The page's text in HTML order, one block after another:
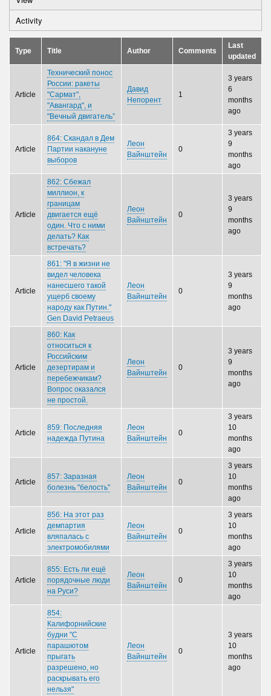
Primary
tabs
Activity
tab)
Type Title Author Comments
Last
updated
Article
Технический понос
России: ракеты
"Сармат",
"Авангард", и
"Вечный двигатель”
Давид
Непорент
1
3 years
6
months
ago
Article
864: Скандал в Дем
Партии накануне
выборов
Леон
Вайнштейн
0
3 years
9
months
ago
Article
862: Сбежал
миллион, к
границам
двигается ещё
один. Что с ними
делать? Как
встречать?
Леон
Вайнштейн
0
3 years
9
months
ago
Article
861: "Я в жизни не
видел человека
нанесшего такой
ущерб своему
народу как Путин."
Gen David Petraeus
Леон
Вайнштейн
0
3 years
9
months
ago
Article
860: Как
относиться к
Российским
дезертирам и
перебежчикам?
Вопрос оказался
не простой.
Леон
Вайнштейн
0
3 years
9
months
ago
Article
859: Последняя
надежда Путина
Леон
Вайнштейн
0
3 years
10
months
ago
Article
857: Заразная
болезнь "белость"
Леон
Вайнштейн
0
3 years
10
months
ago
Article
856: На этот раз
демпартия
вляпалась с
электpомобилями
Леон
Вайнштейн
0
3 years
10
months
ago
Article
855: Есть ли ещё
порядочные люди
на Руси?
Леон
Вайнштейн
0
3 years
10
months
ago
Article
854:
Калифорнийские
будни "С
парашютом
прыгать
разрешено, но
раскрывать его
нельзя"
Леон
Вайнштейн
0
3 years
10
months
ago